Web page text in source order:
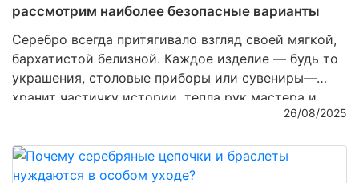
рассмотрим наиболее безопасные варианты
Серебро всегда притягивало взгляд своей мягкой,
бархатистой белизной. Каждое изделие — будь то
украшения, столовые приборы или сувениры—
хранит частичку истории, тепла рук мастера и
неповторимого блеска. Но со временем даже
покрывается налетом и теряет былую роскошь. И
здесь на помощь приходит заботливая чистка,
26/08/2025